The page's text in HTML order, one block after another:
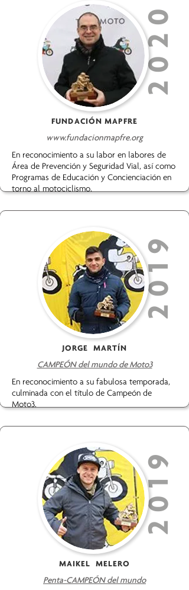
2020
FUNDACIÓN MAPFRE
www.fundacionmapfre.org
En reconocimiento a su labor en labores de
Área de Prevención y Seguridad Vial, así como
Programas de Educación y Concienciación en
torno al motociclismo.
2019
JORGE MARTÍN
CAMPEÓN del mundo de Moto3
En reconocimiento a su fabulosa temporada,
culminada con el título de Campeón de
Moto3.
2019
MAIKEL MELERO
Penta-CAMPEÓN del mundo